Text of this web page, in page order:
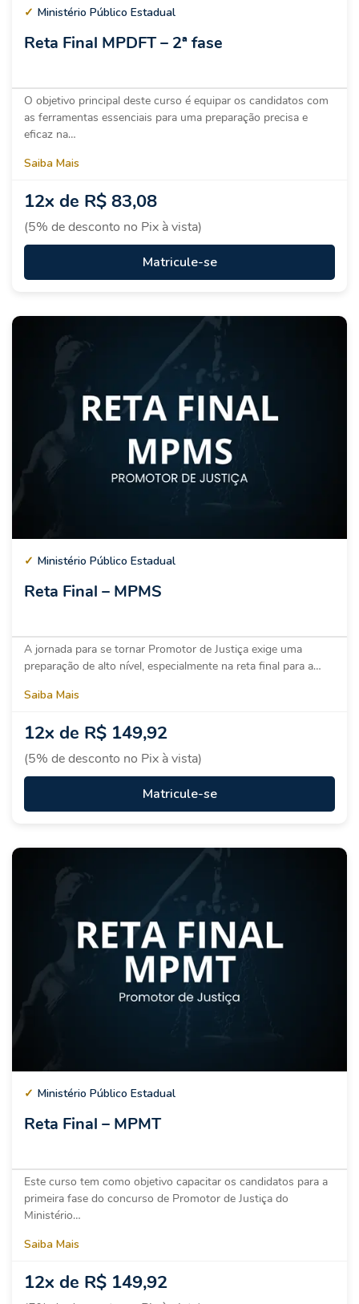
✓ Ministério Público Estadual
Reta Final MPDFT – 2ª fase
O objetivo principal deste curso é equipar os candidatos com
as ferramentas essenciais para uma preparação precisa e
eficaz na…
Saiba Mais
12x de R$ 83,08
(5% de desconto no Pix à vista)
Matricule-se
✓ Ministério Público Estadual
Reta Final – MPMS
A jornada para se tornar Promotor de Justiça exige uma
preparação de alto nível, especialmente na reta final para a…
Saiba Mais
12x de R$ 149,92
(5% de desconto no Pix à vista)
Matricule-se
✓ Ministério Público Estadual
Reta Final – MPMT
Este curso tem como objetivo capacitar os candidatos para a
primeira fase do concurso de Promotor de Justiça do
Ministério…
Saiba Mais
12x de R$ 149,92